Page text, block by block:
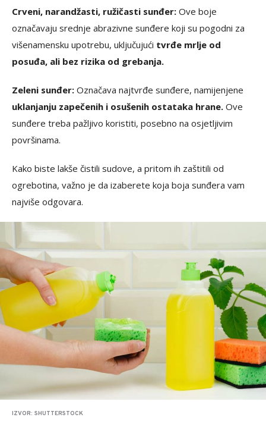
Crveni, narandžasti, ružičasti sunđer: Ove boje
označavaju srednje abrazivne sunđere koji su pogodni za
višenamensku upotrebu, uključujući tvrđe mrlje od
posuđa, ali bez rizika od grebanja.
Zeleni sunđer: Označava najtvrđe sunđere, namijenjene
uklanjanju zapečenih i osušenih ostataka hrane. Ove
sunđere treba pažljivo koristiti, posebno na osjetljivim
površinama.
Kako biste lakše čistili sudove, a pritom ih zaštitili od
ogrebotina, važno je da izaberete koja boja sunđera vam
najviše odgovara.
IZVOR: SHUTTERSTOCK